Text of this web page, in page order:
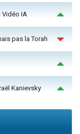
Vidéo IA
pas la Torah
Kanievsky